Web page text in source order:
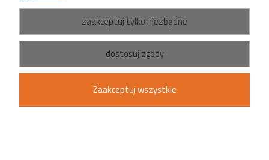
zaakceptuj tylko niezbędne
dostosuj zgody
Zaakceptuj wszystkie